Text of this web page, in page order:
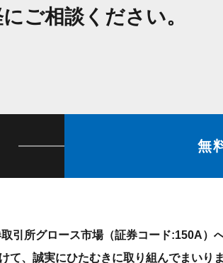
ご相談ください。
無
引所グロース市場（証券コード:150A）
て、誠実にひたむきに取り組んでまいりま